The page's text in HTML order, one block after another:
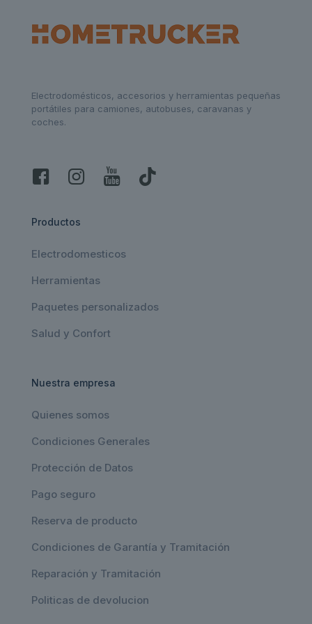
Electrodomésticos, accesorios y herramientas pequeñas
portátiles para camiones, autobuses, caravanas y
coches.
Productos
Electrodomesticos
Herramientas
Paquetes personalizados
Salud y Confort
Nuestra empresa
Quienes somos
Condiciones Generales
Protección de Datos
Pago seguro
Reserva de producto
Condiciones de Garantía y Tramitación
Reparación y Tramitación
Politicas de devolucion